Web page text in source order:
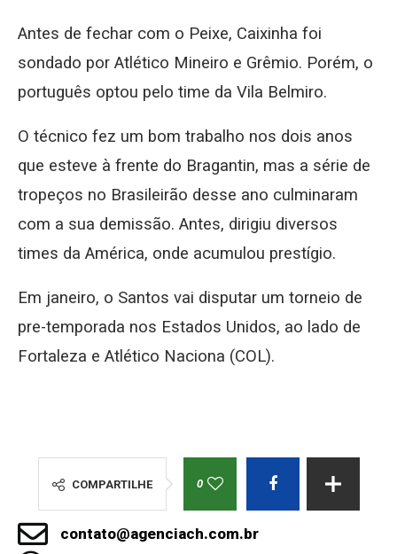
Antes de fechar com o Peixe, Caixinha foi
sondado por Atlético Mineiro e Grêmio. Porém, o
português optou pelo time da Vila Belmiro.
O técnico fez um bom trabalho nos dois anos
que esteve à frente do Bragantin, mas a série de
tropeços no Brasileirão desse ano culminaram
com a sua demissão. Antes, dirigiu diversos
times da América, onde acumulou prestígio.
Em janeiro, o Santos vai disputar um torneio de
pre-temporada nos Estados Unidos, ao lado de
Fortaleza e Atlético Naciona (COL).
COMPARTILHE 0
contato@agenciach.com.br